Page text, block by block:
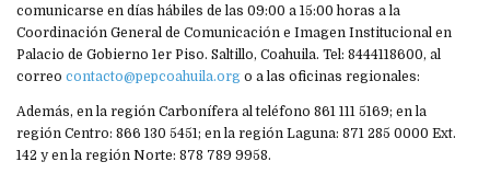
comunicarse en días hábiles de las 09:00 a 15:00 horas a la
Coordinación General de Comunicación e Imagen Institucional en
Palacio de Gobierno 1er Piso. Saltillo, Coahuila. Tel: 8444118600, al
correo contacto@pepcoahuila.org o a las oficinas regionales:
Además, en la región Carbonífera al teléfono 861 111 5169; en la
región Centro: 866 130 5451; en la región Laguna: 871 285 0000 Ext.
142 y en la región Norte: 878 789 9958.